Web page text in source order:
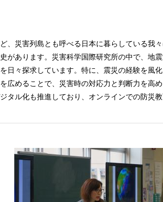
、災害列島とも呼べる日本に暮らしている我
があります。災害科学国際研究所の中で、地
日々探求しています。特に、震災の経験を風
広めることで、災害時の対応力と判断力を高
タル化も推進しており、オンラインでの防災教